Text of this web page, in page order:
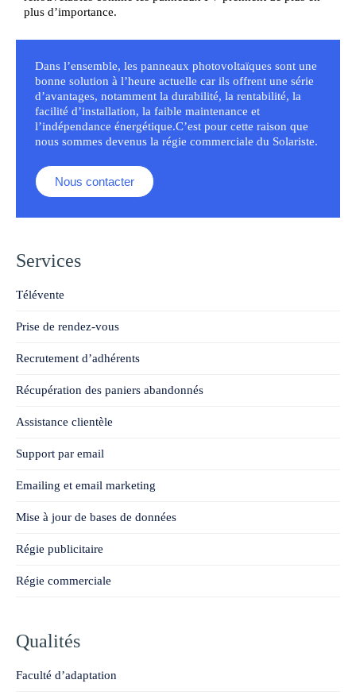
plus d’importance.
Dans l’ensemble, les panneaux photovoltaïques sont une
bonne solution à l’heure actuelle car ils offrent une série
d’avantages, notamment la durabilité, la rentabilité, la
facilité d’installation, la faible maintenance et
l’indépendance énergétique.C’est pour cette raison que
nous sommes devenus la régie commerciale du Solariste.
Nous contacter
Services
Télévente
Prise de rendez-vous
Recrutement d’adhérents
Récupération des paniers abandonnés
Assistance clientèle
Support par email
Emailing et email marketing
Mise à jour de bases de données
Régie publicitaire
Régie commerciale
Qualités
Faculté d’adaptation